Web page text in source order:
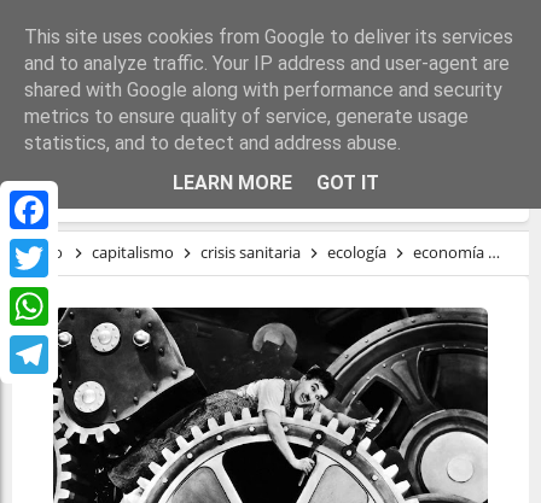
Facebook
Twitter
WhatsApp
Telegram
NEXT GENERATION A LA ESPAÑOLA
Inicio capitalismo crisis sanitaria ecología economía
This site uses cookies from Google to deliver its services
and to analyze traffic. Your IP address and user-agent are
shared with Google along with performance and security
metrics to ensure quality of service, generate usage
statistics, and to detect and address abuse.
LEARN MORE
GOT IT